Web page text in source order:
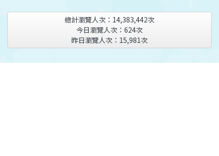
總計瀏覽人次： 14,383,442次
今日瀏覽人次： 624次
昨日瀏覽人次： 15,981次